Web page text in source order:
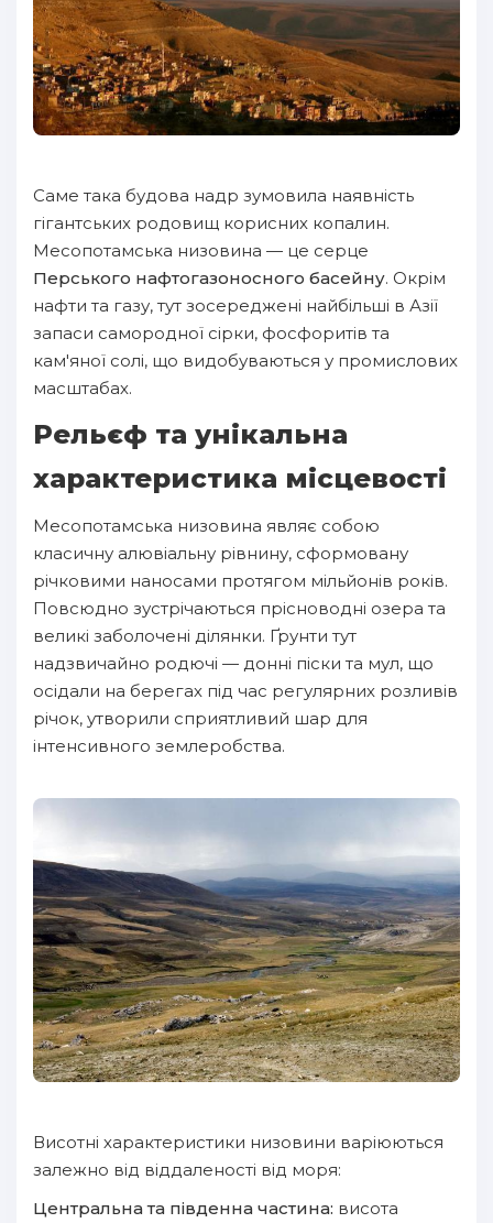
Саме така будова надр зумовила наявність
гігантських родовищ корисних копалин.
Месопотамська низовина — це серце
Перського нафтогазоносного басейну. Окрім
нафти та газу, тут зосереджені найбільші в Азії
запаси самородної сірки, фосфоритів та
кам'яної солі, що видобуваються у промислових
масштабах.
Рельєф та унікальна
характеристика місцевості
Месопотамська низовина являє собою
класичну алювіальну рівнину, сформовану
річковими наносами протягом мільйонів років.
Повсюдно зустрічаються прісноводні озера та
великі заболочені ділянки. Ґрунти тут
надзвичайно родючі — донні піски та мул, що
осідали на берегах під час регулярних розливів
річок, утворили сприятливий шар для
інтенсивного землеробства.
Висотні характеристики низовини варіюються
залежно від віддаленості від моря:
Центральна та південна частина: висота